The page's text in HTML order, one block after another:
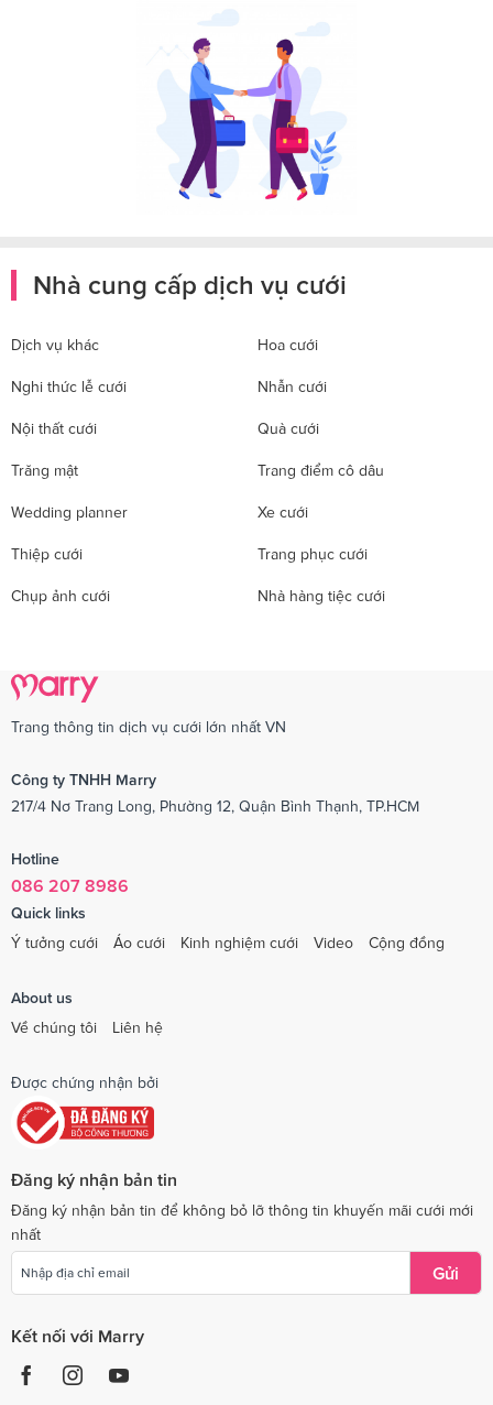
Nhà cung cấp dịch vụ cưới
Dịch vụ khác Hoa cưới
Nghi thức lễ cưới Nhẫn cưới
Nội thất cưới Quà cưới
Trăng mật Trang điểm cô dâu
Wedding planner Xe cưới
Thiệp cưới Trang phục cưới
Chụp ảnh cưới Nhà hàng tiệc cưới
Trang thông tin dịch vụ cưới lớn nhất VN
Công ty TNHH Marry
217/4 Nơ Trang Long, Phường 12, Quận Bình Thạnh, TP.HCM
Hotline
086 207 8986
Quick links
Ý tưởng cưới
Áo cưới Kinh nghiệm cưới Video Cộng đồng
About us
Về chúng tôi
Liên hệ
Được chứng nhận bởi
Đăng ký nhận bản tin
Đăng ký nhận bản tin để không bỏ lỡ thông tin khuyến mãi cưới mới
nhất
Gửi
Kết nối với Marry